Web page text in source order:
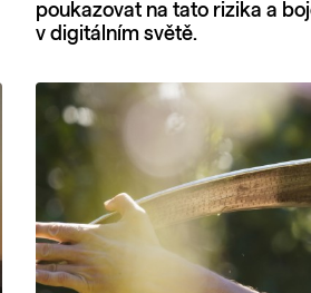
poukazovat na tato rizika a
v digitálním světě.